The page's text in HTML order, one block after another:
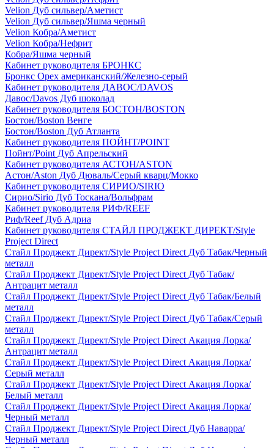
Velion Дуб сильвер/Аметист
Velion Дуб сильвер/Яшма черный
Velion Кобра/Аметист
Velion Кобра/Нефрит
Кобра/Яшма черный
Кабинет руководителя БРОНКС
Бронкс Орех американский/Железно-серый
Кабинет руководителя ДАВОС/DAVOS
Давос/Davos Дуб шоколад
Кабинет руководителя БОСТОН/BOSTON
Бостон/Boston Венге
Бостон/Boston Дуб Атланта
Кабинет руководителя ПОЙНТ/POINT
Пойнт/Point Дуб Апрельский
Кабинет руководителя АСТОН/ASTON
Астон/Aston Дуб Дюваль/Серый кварц/Мокко
Кабинет руководителя СИРИО/SIRIO
Сирио/Sirio Дуб Тоскана/Вольфрам
Кабинет руководителя РИФ/REEF
Риф/Reef Дуб Адриа
Кабинет руководителя СТАЙЛ ПРОДЖЕКТ ДИРЕКТ/Style
Project Direct
Стайл Проджект Директ/Style Project Direct Дуб Табак/Черный
металл
Стайл Проджект Директ/Style Project Direct Дуб Табак/
Антрацит металл
Стайл Проджект Директ/Style Project Direct Дуб Табак/Белый
металл
Стайл Проджект Директ/Style Project Direct Дуб Табак/Серый
металл
Стайл Проджект Директ/Style Project Direct Акация Лорка/
Антрацит металл
Стайл Проджект Директ/Style Project Direct Акация Лорка/
Серый металл
Стайл Проджект Директ/Style Project Direct Акация Лорка/
Белый металл
Стайл Проджект Директ/Style Project Direct Акация Лорка/
Черный металл
Стайл Проджект Директ/Style Project Direct Дуб Наварра/
Черный металл